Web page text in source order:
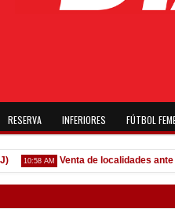
RESERVA INFERIORES FÚTBOL
10:58 AM Venta de localidades ante